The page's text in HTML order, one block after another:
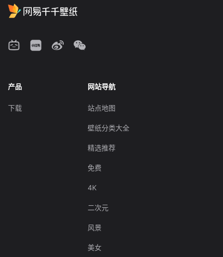
产品
下载
网站导航
站点地图
壁纸分类大全
精选推荐
免费
4K
二次元
风景
美女